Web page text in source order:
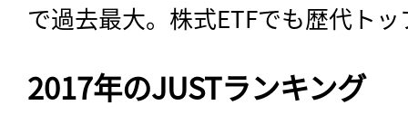
で過去最大。株式ETFでも歴代ト
2017年のJUSTランキング